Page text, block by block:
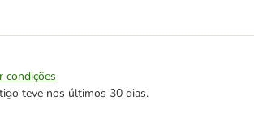
condições
teve nos últimos 30 dias.